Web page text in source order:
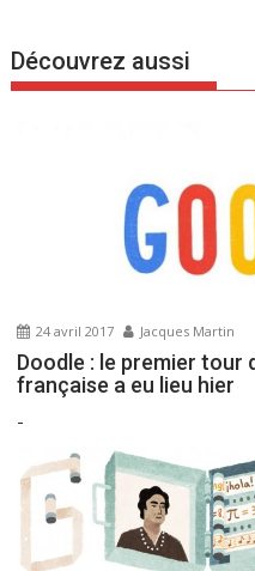
g
a
’
a
r
t
c
Découvrez aussi
24 avril 2017 Jacques Martin
Doodle : le premier tour
française a eu lieu hier
-